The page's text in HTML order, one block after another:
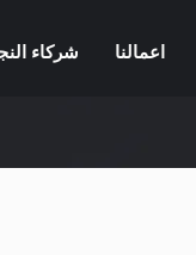
اعمالنا شركاء